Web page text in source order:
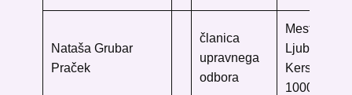
Nataša Grubar
Praček
članica
upravnega
odbora
Mestna
Ljubljana
Kersnikova
1000